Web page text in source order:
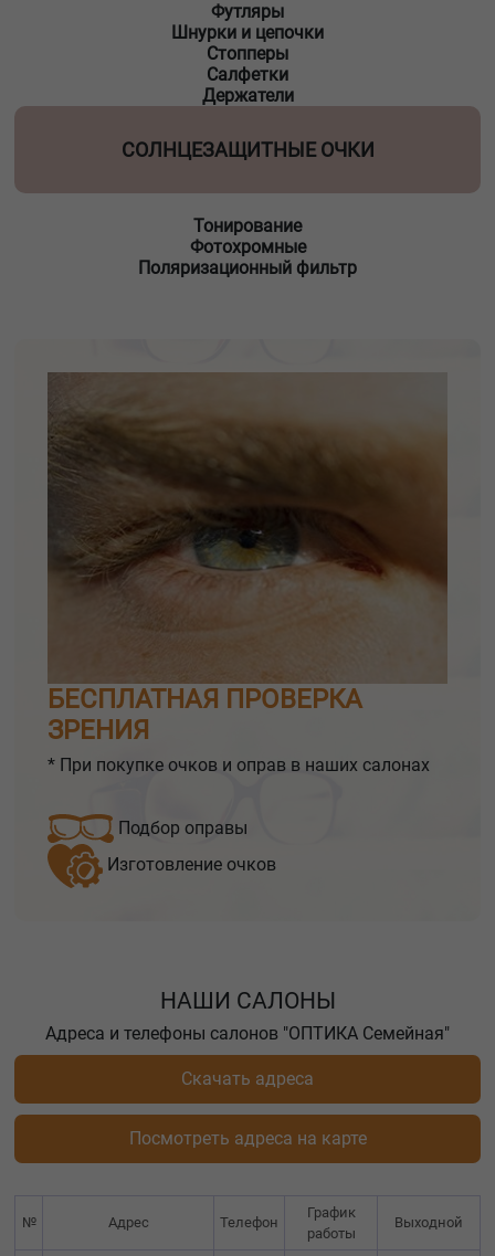
Футляры
Шнурки и цепочки
Стопперы
Салфетки
Держатели
СОЛНЦЕЗАЩИТНЫЕ ОЧКИ
Тонирование
Фотохромные
Поляризационный фильтр
БЕСПЛАТНАЯ ПРОВЕРКА
ЗРЕНИЯ
* При покупке очков и оправ в наших салонах
Подбор оправы
Изготовление очков
НАШИ САЛОНЫ
Адреса и телефоны салонов "ОПТИКА Семейная"
Скачать адреса
Посмотреть адреса на карте
№ Адрес Телефон
График
работы
Выходной